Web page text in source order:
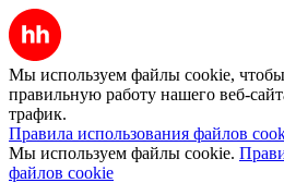
Мы используем файлы cookie, чтобы
правильную работу нашего веб-
трафик.
Правила использования файлов
Мы используем файлы cookie.
файлов cookie